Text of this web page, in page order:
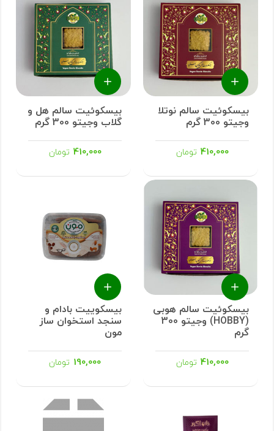
بیسکوئیت سالم نوتلا
وجیتو 300 گرم
410,000 تومان
بیسکوئیت سالم هل و
گلاب وجیتو 300 گرم
410,000 تومان
بیسکوئیت سالم هوبی
(HOBBY) وجیتو 300
گرم
410,000 تومان
بیسکوییت بادام و
سنجد استخوان ساز
مون
190,000 تومان